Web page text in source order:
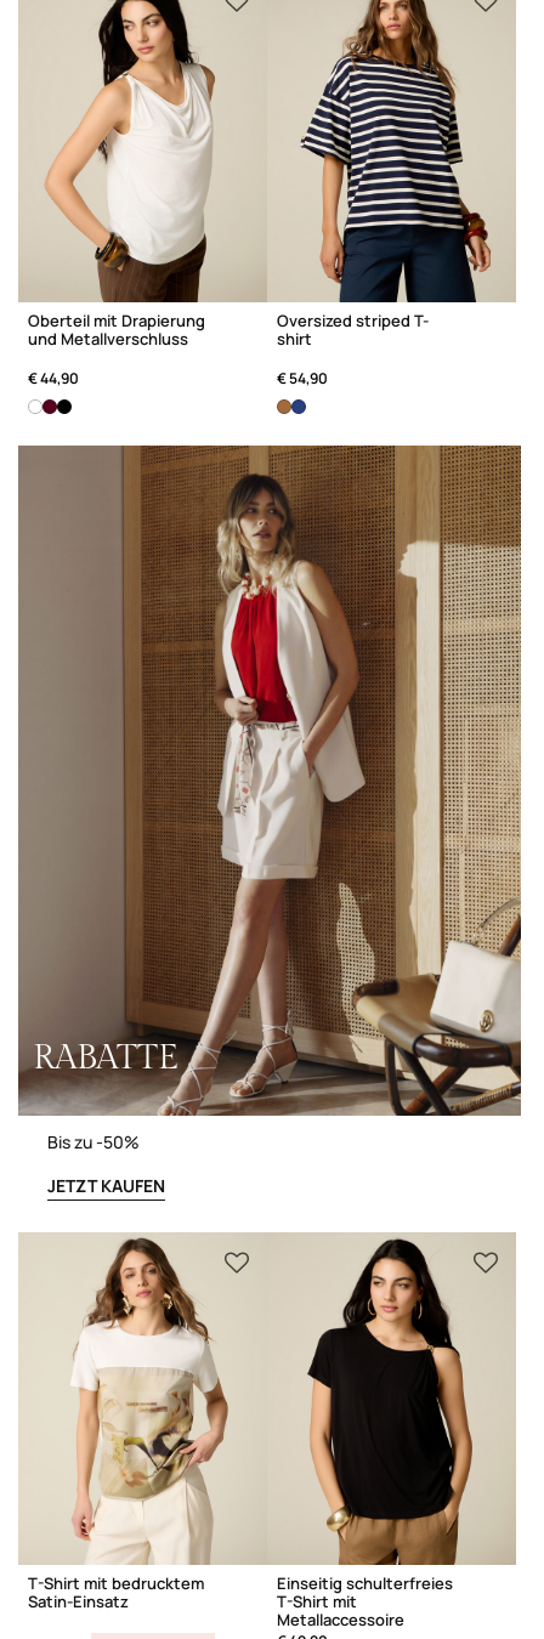
Oberteil mit Drapierung
und Metallverschluss
€ 44,90
Oversized striped T-
shirt
€ 54,90
RABATTE
Bis zu -50%
JETZT KAUFEN
T-Shirt mit bedrucktem
Satin-Einsatz
Einseitig schulterfreies
T-Shirt mit
Metallaccessoire